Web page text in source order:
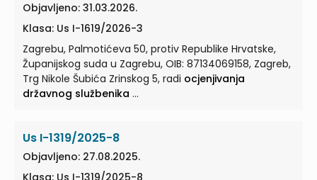
Objavljeno: 31.03.2026.
Klasa: Us I-1619/2026-3
Zagrebu, Palmotićeva 50, protiv Republike Hrvatske,
Županijskog suda u Zagrebu, OIB: 87134069158, Zagreb,
Trg Nikole Šubića Zrinskog 5, radi ocjenjivanja
državnog službenika ...
Us I-1319/2025-8
Objavljeno: 27.08.2025.